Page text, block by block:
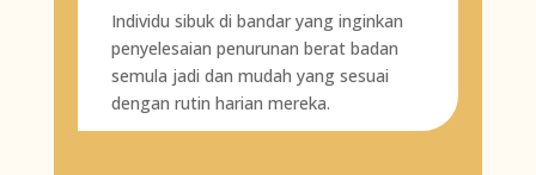
Individu sibuk di bandar yang inginkan
penyelesaian penurunan berat badan
semula jadi dan mudah yang sesuai
dengan rutin harian mereka.